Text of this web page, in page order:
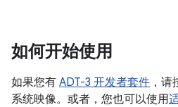
如何开始使用
如果您有 ADT-3 开发者套件 ，
系统映像。或者，您也可以使用